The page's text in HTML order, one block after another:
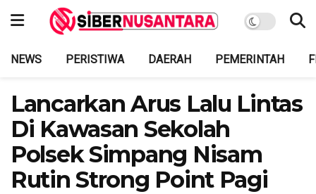
NEWS PERISTIWA DAERAH PEMERINTAH
Lancarkan Arus Lalu Lintas
Di Kawasan Sekolah
Polsek Simpang Nisam
Rutin Strong Point Pagi